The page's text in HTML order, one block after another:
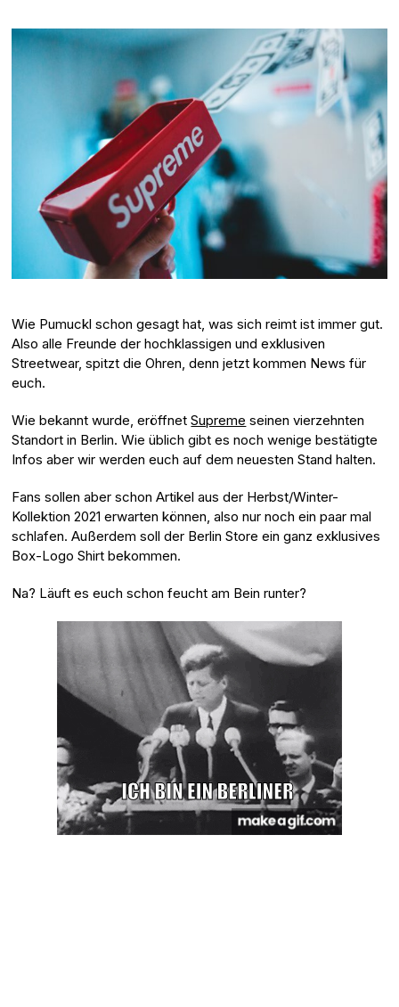
Wie Pumuckl schon gesagt hat, was sich reimt ist immer gut.
Also alle Freunde der hochklassigen und exklusiven
Streetwear, spitzt die Ohren, denn jetzt kommen News für
euch.
Wie bekannt wurde, eröffnetSupreme seinen vierzehnten
Standort in Berlin. ⁠Wie üblich gibt es noch wenige bestätigte
Infos aber wir werden euch auf dem neuesten Stand halten.
Fans sollen aber schon Artikel aus der Herbst/Winter-
Kollektion 2021 erwarten können, also nur noch ein paar mal
schlafen. Außerdem soll der Berlin Store ein ganz exklusives
Box-Logo Shirt bekommen.
Na? Läuft es euch schon feucht am Bein runter?